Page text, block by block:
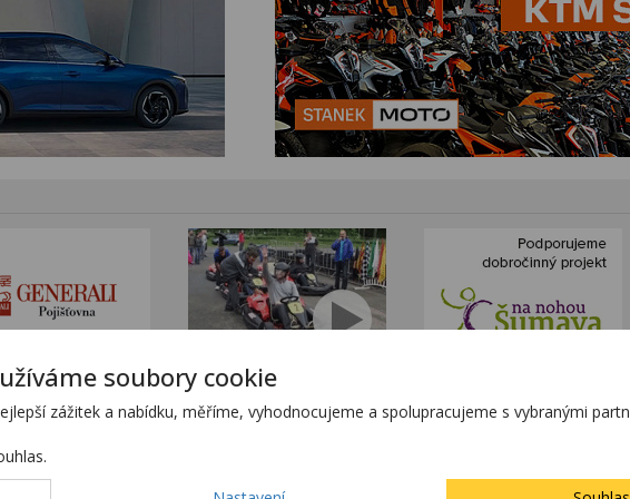
sortimentem KTMwww.stanekmoto.cz
z chyby zadání.
soubory cookie
zážitek a nabídku, měříme, vyhodnocujeme a spolupracujeme s vybranými